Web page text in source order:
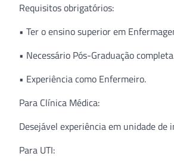
Requisitos obrigatórios:
• Ter o ensino superior em
• Necessário Pós-Graduação
• Experiência como Enfermeiro.
Para Clínica Médica:
Desejável experiência em unidade de
Para UTI: